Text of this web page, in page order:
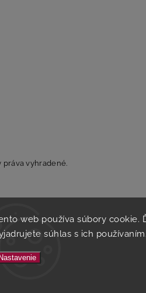
web používa súbory cookie.
súhlas s ich
Nastavenie
práva vyhradené.
Tento eshop